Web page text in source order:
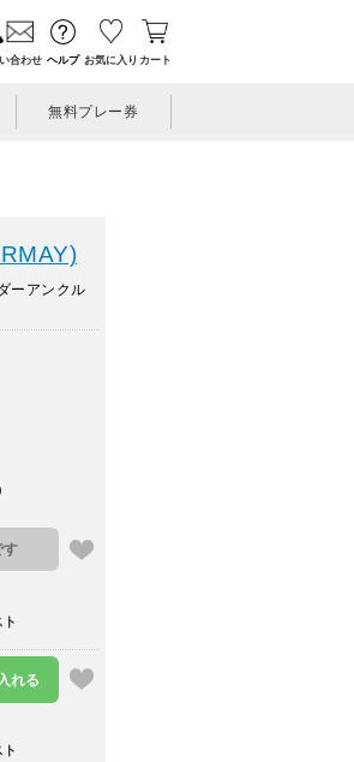
合わせ ヘルプ お気に入り カート
無料プレー券
ーアンクル
す
れる